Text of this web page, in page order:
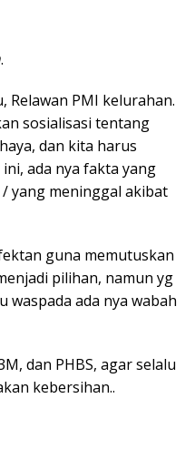
.
Relawan PMI kelurahan.
sosialisasi tentang
dan kita harus
ada nya fakta yang
yang meninggal akibat
guna memutuskan
pilihan, namun yg
waspada ada nya wabah
dan PHBS, agar selalu
kebersihan..